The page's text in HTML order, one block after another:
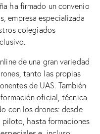
ha firmado un convenio
empresa especializada
colegiados
de una gran variedad
tanto las propias
de UAS. También
oficial, técnica
con los drones: desde
hasta formaciones